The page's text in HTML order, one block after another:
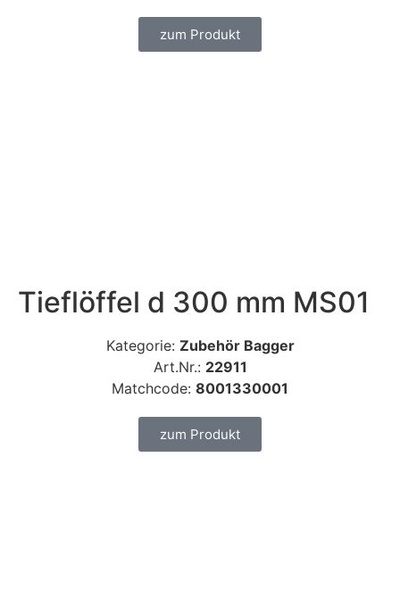
zum Produkt
Tieflöffel d 300 mm MS01
Kategorie: Zubehör Bagger
Art.Nr.: 22911
Matchcode: 8001330001
zum Produkt